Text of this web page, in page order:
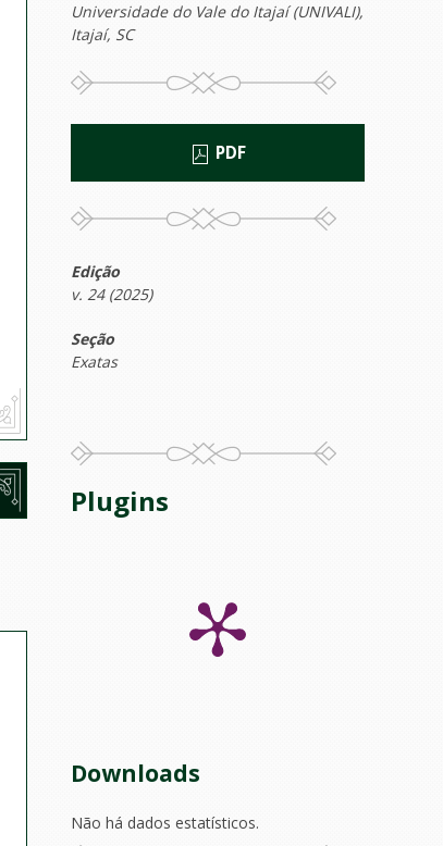
Universidade do Vale do Itajaí (UNIVALI),
Itajaí, SC
PDF
Edição
v. 24 (2025)
Seção
Exatas
Plugins
Downloads
Não há dados estatísticos.